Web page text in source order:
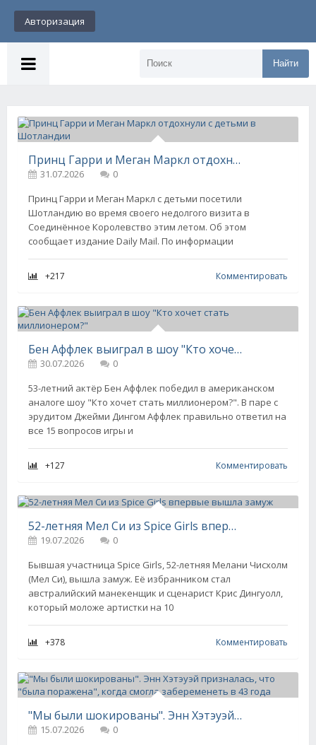
Авторизация
Найти
Принц Гарри и Меган Маркл отдохнули с детьми в Шотландии
31.07.2026
0
Принц Гарри и Меган Маркл с детьми посетили
Шотландию во время своего недолгого визита в
Соединённое Королевство этим летом. Об этом
сообщает издание Daily Mail. По информации
+217 Комментировать
Бен Аффлек выиграл в шоу "Кто хочет стать миллионером?"
30.07.2026
0
53-летний актёр Бен Аффлек победил в американском
аналоге шоу "Кто хочет стать миллионером?". В паре с
эрудитом Джейми Дингом Аффлек правильно ответил на
все 15 вопросов игры и
+127 Комментировать
52-летняя Мел Си из Spice Girls впервые вышла замуж
19.07.2026
0
Бывшая участница Spice Girls, 52-летняя Мелани Чисхолм
(Мел Си), вышла замуж. Её избранником стал
австралийский манекенщик и сценарист Крис Дингуолл,
который моложе артистки на 10
+378 Комментировать
"Мы были шокированы". Энн Хэтэуэй призналась, что "была поражена", когда смогла забеременеть в 43 года
15.07.2026
0